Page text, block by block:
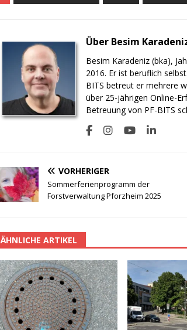
Über Besim
Besim Karadeniz (bka),
2016. Er ist beruflich
BITS betreut er mehrere
über 25-jährigen Online-
Betreuung von PF-BITS
VORHERIGER
Sommerferienprogramm der
Forstverwaltung Pforzheim 2025
ÄHNLICHE ARTIKEL